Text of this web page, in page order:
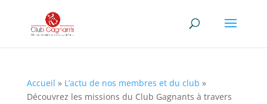
Accueil » L’actu de nos membres et du club »
Découvrez les missions du Club Gagnants à travers